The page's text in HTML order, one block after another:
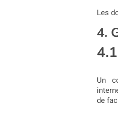
Les
4.
Un
de